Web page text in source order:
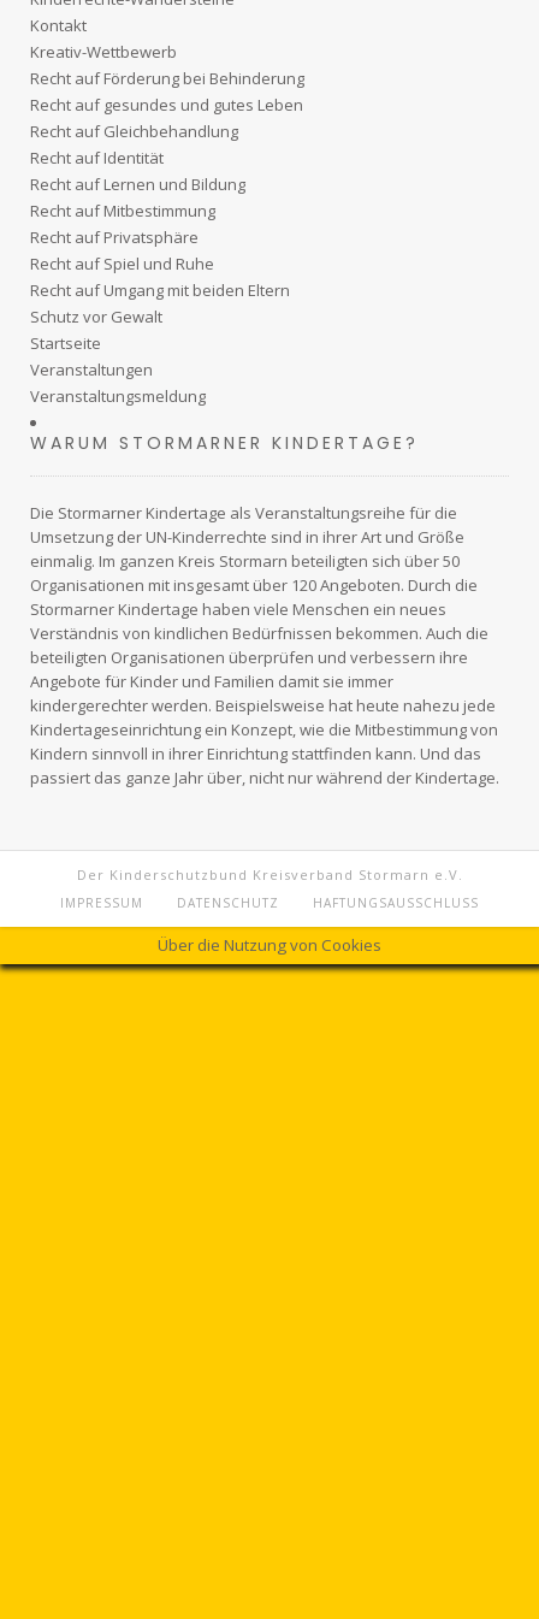
Kontakt
Kreativ-Wettbewerb
Recht auf Förderung bei Behinderung
Recht auf gesundes und gutes Leben
Recht auf Gleichbehandlung
Recht auf Identität
Recht auf Lernen und Bildung
Recht auf Mitbestimmung
Recht auf Privatsphäre
Recht auf Spiel und Ruhe
Recht auf Umgang mit beiden Eltern
Schutz vor Gewalt
Startseite
Veranstaltungen
Veranstaltungsmeldung
WARUM STORMARNER KINDERTAGE?
Die Stormarner Kindertage als Veranstaltungsreihe für die
Umsetzung der UN-Kinderrechte sind in ihrer Art und Größe
einmalig. Im ganzen Kreis Stormarn beteiligten sich über 50
Organisationen mit insgesamt über 120 Angeboten. Durch die
Stormarner Kindertage haben viele Menschen ein neues
Verständnis von kindlichen Bedürfnissen bekommen. Auch die
beteiligten Organisationen überprüfen und verbessern ihre
Angebote für Kinder und Familien damit sie immer
kindergerechter werden. Beispielsweise hat heute nahezu jede
Kindertageseinrichtung ein Konzept, wie die Mitbestimmung von
Kindern sinnvoll in ihrer Einrichtung stattfinden kann. Und das
passiert das ganze Jahr über, nicht nur während der Kindertage.
Der Kinderschutzbund Kreisverband Stormarn e.V.
IMPRESSUM DATENSCHUTZ HAFTUNGSAUSSCHLUSS
Über die Nutzung von Cookies